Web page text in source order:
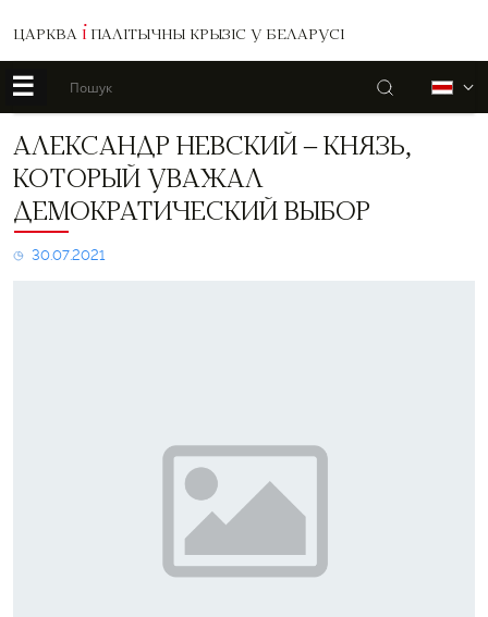
ЦАРКВА І ПАЛІТЫЧНЫ КРЫЗІС У БЕЛАРУСІ
☰ Пошук
Александр
–
князь,
который
уважал
демократический
АЛЕКСАНДР НЕВСКИЙ – КНЯЗЬ,
КОТОРЫЙ УВАЖАЛ
ДЕМОКРАТИЧЕСКИЙ ВЫБОР
30.07.2021